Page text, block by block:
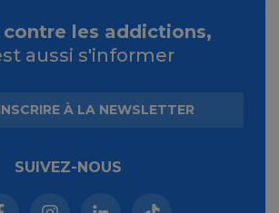
les addictions,
aussi s'informer
À LA NEWSLETTER
SUIVEZ-NOUS